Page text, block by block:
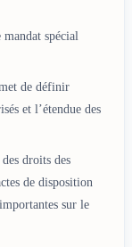
spécial
de définir
et l’étendue des
droits des
de disposition
sur le